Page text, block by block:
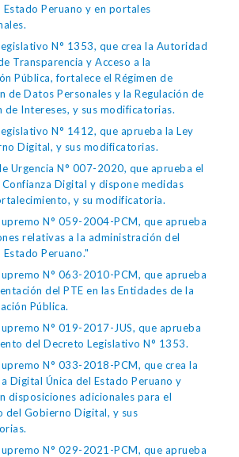
Peruano y en portales
N° 1353, que crea la Autoridad
Transparencia y Acceso a la
Pública, fortalece el Régimen de
de Datos Personales y la Regulación de
de Intereses, y sus modificatorias.
N° 1412, que aprueba la Ley
Digital, y sus modificatorias.
Urgencia N° 007-2020, que aprueba el
Digital y dispone medidas
y su modificatoria.
N° 059-2004-PCM, que aprueba
relativas a la administración del
Peruano."
N° 063-2010-PCM, que aprueba
del PTE en las Entidades de la
Pública.
N° 019-2017-JUS, que aprueba
del Decreto Legislativo N° 1353.
N° 033-2018-PCM, que crea la
Digital Única del Estado Peruano y
disposiciones adicionales para el
del Gobierno Digital, y sus
N° 029-2021-PCM, que aprueba